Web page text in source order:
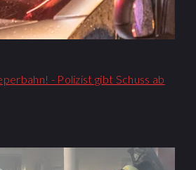
- Polizist gibt Schuss ab